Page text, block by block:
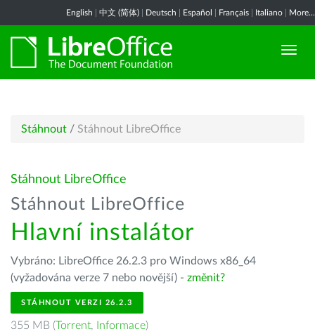
English 中文 (简体) Deutsch Español Français Italiano More...
Stáhnout / Stáhnout LibreOffice
Stáhnout LibreOffice
Stáhnout LibreOffice
Hlavní instalátor
Vybráno: LibreOffice 26.2.3 pro Windows x86_64
(vyžadována verze 7 nebo novější) - změnit?
STÁHNOUT VERZI 26.2.3
355 MB (Torrent, Informace)